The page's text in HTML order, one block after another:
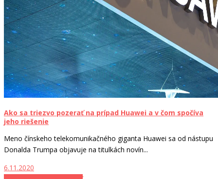
Ako sa triezvo pozerať na prípad Huawei a v čom spočíva
jeho riešenie
Meno čínskeho telekomunikačného giganta Huawei sa od nástupu
Donalda Trumpa objavuje na titulkách novín...
6.11.2020